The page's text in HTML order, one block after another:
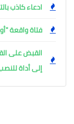
ادعاء كاذب
فتاة واقعة
القبض على
إلى أداة